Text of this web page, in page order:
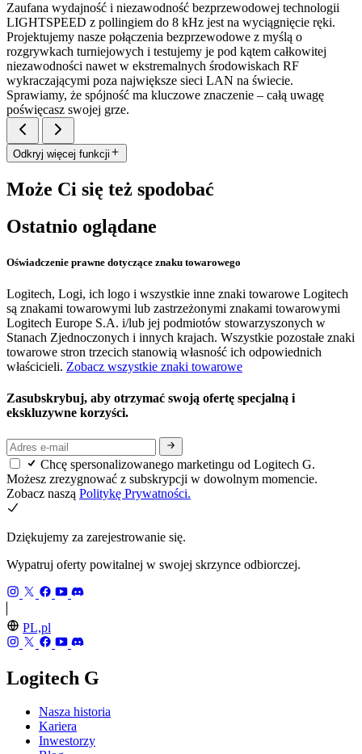
Zaufana wydajność i niezawodność bezprzewodowej technologii
LIGHTSPEED z pollingiem do 8 kHz jest na wyciągnięcie ręki.
Projektujemy nasze połączenia bezprzewodowe z myślą o
rozgrywkach turniejowych i testujemy je pod kątem całkowitej
niezawodności nawet w ekstremalnych środowiskach RF
wykraczającymi poza największe sieci LAN na świecie.
Sprawiamy, że spójność ma kluczowe znaczenie – całą uwagę
poświęcasz swojej grze.
Odkryj więcej funkcji
Może Ci się też spodobać
Ostatnio oglądane
Oświadczenie prawne dotyczące znaku towarowego
Logitech, Logi, ich logo i wszystkie inne znaki towarowe Logitech
są znakami towarowymi lub zastrzeżonymi znakami towarowymi
Logitech Europe S.A. i/lub jej podmiotów stowarzyszonych w
Stanach Zjednoczonych i innych krajach. Wszystkie pozostałe znaki
towarowe stron trzecich stanowią własność ich odpowiednich
właścicieli. Zobacz wszystkie znaki towarowe
Zasubskrybuj, aby otrzymać swoją ofertę specjalną i
ekskluzywne korzyści.
Chcę spersonalizowanego marketingu od Logitech G.
Możesz zrezygnować z subskrypcji w dowolnym momencie.
Zobacz naszą Politykę Prywatności.
Dziękujemy za zarejestrowanie się.
Wypatruj oferty powitalnej w swojej skrzynce odbiorczej.
PL,pl
Logitech G
Nasza historia
Kariera
Inwestorzy